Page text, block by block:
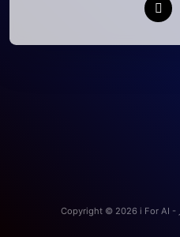
Copyright © 2026 i For AI -